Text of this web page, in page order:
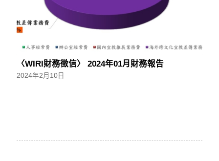
〈WIRI財務徵信〉 2024年01月財務報告
2024年2月10日